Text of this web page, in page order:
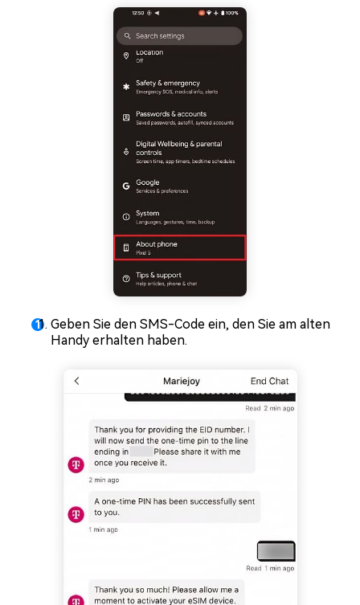
Geben Sie den SMS-Code ein, den Sie am alten
Handy erhalten haben.